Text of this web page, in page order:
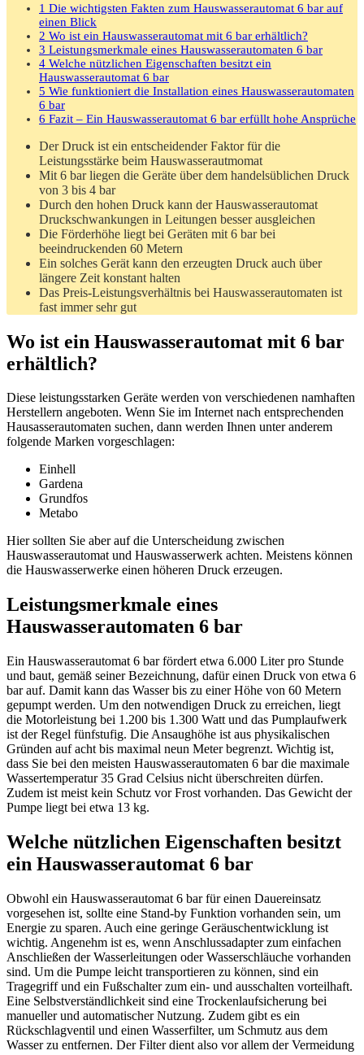
1 Die wichtigsten Fakten zum Hauswasserautomat 6 bar auf
einen Blick
2 Wo ist ein Hauswasserautomat mit 6 bar erhältlich?
3 Leistungsmerkmale eines Hauswasserautomaten 6 bar
4 Welche nützlichen Eigenschaften besitzt ein
Hauswasserautomat 6 bar
5 Wie funktioniert die Installation eines Hauswasserautomaten
6 bar
6 Fazit – Ein Hauswasserautomat 6 bar erfüllt hohe Ansprüche
Der Druck ist ein entscheidender Faktor für die
Leistungsstärke beim Hauswasserautmomat
Mit 6 bar liegen die Geräte über dem handelsüblichen Druck
von 3 bis 4 bar
Durch den hohen Druck kann der Hauswasserautomat
Druckschwankungen in Leitungen besser ausgleichen
Die Förderhöhe liegt bei Geräten mit 6 bar bei
beeindruckenden 60 Metern
Ein solches Gerät kann den erzeugten Druck auch über
längere Zeit konstant halten
Das Preis-Leistungsverhältnis bei Hauswasserautomaten ist
fast immer sehr gut
Wo ist ein Hauswasserautomat mit 6 bar
erhältlich?
Diese leistungsstarken Geräte werden von verschiedenen namhaften
Herstellern angeboten. Wenn Sie im Internet nach entsprechenden
Hausasserautomaten suchen, dann werden Ihnen unter anderem
folgende Marken vorgeschlagen:
Einhell
Gardena
Grundfos
Metabo
Hier sollten Sie aber auf die Unterscheidung zwischen
Hauswasserautomat und Hauswasserwerk achten. Meistens können
die Hauswasserwerke einen höheren Druck erzeugen.
Leistungsmerkmale eines
Hauswasserautomaten 6 bar
Ein Hauswasserautomat 6 bar fördert etwa 6.000 Liter pro Stunde
und baut, gemäß seiner Bezeichnung, dafür einen Druck von etwa 6
bar auf. Damit kann das Wasser bis zu einer Höhe von 60 Metern
gepumpt werden. Um den notwendigen Druck zu erreichen, liegt
die Motorleistung bei 1.200 bis 1.300 Watt und das Pumplaufwerk
ist der Regel fünfstufig. Die Ansaughöhe ist aus physikalischen
Gründen auf acht bis maximal neun Meter begrenzt. Wichtig ist,
dass Sie bei den meisten Hauswasserautomaten 6 bar die maximale
Wassertemperatur 35 Grad Celsius nicht überschreiten dürfen.
Zudem ist meist kein Schutz vor Frost vorhanden. Das Gewicht der
Pumpe liegt bei etwa 13 kg.
Welche nützlichen Eigenschaften besitzt
ein Hauswasserautomat 6 bar
Obwohl ein Hauswasserautomat 6 bar für einen Dauereinsatz
vorgesehen ist, sollte eine Stand-by Funktion vorhanden sein, um
Energie zu sparen. Auch eine geringe Geräuschentwicklung ist
wichtig. Angenehm ist es, wenn Anschlussadapter zum einfachen
Anschließen der Wasserleitungen oder Wasserschläuche vorhanden
sind. Um die Pumpe leicht transportieren zu können, sind ein
Tragegriff und ein Fußschalter zum ein- und ausschalten vorteilhaft.
Eine Selbstverständlichkeit sind eine Trockenlaufsicherung bei
manueller und automatischer Nutzung. Zudem gibt es ein
Rückschlagventil und einen Wasserfilter, um Schmutz aus dem
Wasser zu entfernen. Der Filter dient also vor allem der Vermeidung